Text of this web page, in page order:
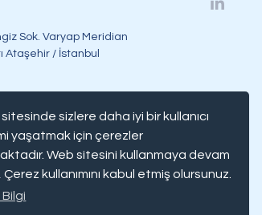
sizlere daha iyi bir kullanıcı
yaşatmak için çerezler
Web sitesini kullanmaya devam
kullanımını kabul etmiş olursunuz.
Bilgi
Sok. Varyap Meridian
Ataşehir / İstanbul